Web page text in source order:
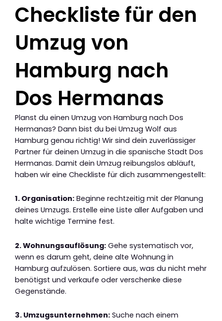
Checkliste für den
Umzug von
Hamburg nach
Dos Hermanas
Planst du einen Umzug von Hamburg nach Dos
Hermanas? Dann bist du bei Umzug Wolf aus
Hamburg genau richtig! Wir sind dein zuverlässiger
Partner für deinen Umzug in die spanische Stadt Dos
Hermanas. Damit dein Umzug reibungslos abläuft,
haben wir eine Checkliste für dich zusammengestellt:
1. Organisation: Beginne rechtzeitig mit der Planung
deines Umzugs. Erstelle eine Liste aller Aufgaben und
halte wichtige Termine fest.
2. Wohnungsauflösung: Gehe systematisch vor,
wenn es darum geht, deine alte Wohnung in
Hamburg aufzulösen. Sortiere aus, was du nicht mehr
benötigst und verkaufe oder verschenke diese
Gegenstände.
3. Umzugsunternehmen: Suche nach einem